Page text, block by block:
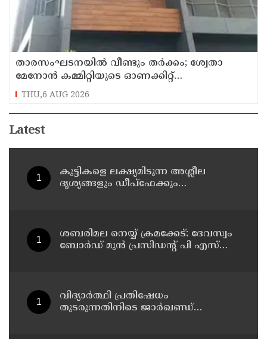
താരസംഘടനയില്‍ വീണ്ടും തര്‍ക്കം; ശ്വേതാ
മേനോന്‍ കമ്മിറ്റിയുടെ ഓണക്കിറ്റ്
വിതരണത്തിനെതിരെ ഒരുവിഭാഗം താരങ്ങള്‍
THU,6 AUG 2026
Latest
കുട്ടികളെ ലക്ഷ്യമിടുന്ന അശ്ലീല
ദൃശ്യങ്ങളും ഡീപ്ഫേക്കും
ശബരിമല നെയ്യ് ക്രമക്കേട്: ദേവസ്വം
ബോര്‍ഡ് മുന്‍ പ്രസിഡന്റ് പി എസ്
വിദ്യാര്‍ത്ഥി പ്രതിഷേധം
തുടരുന്നതിനിടെ ജാര്‍ഖണ്ഡ്